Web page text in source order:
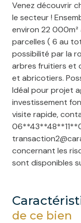
Venez découvrir
le secteur !
environ 22
parcelles ( 6 au
possibilité par la
arbres fruitiers et
et abricotiers.
Idéal pour projet
investissement
visite rapide,
concernant les
sont disponibles
de ce bien